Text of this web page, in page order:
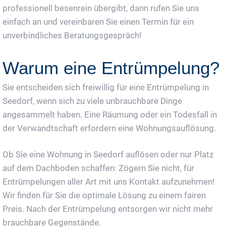
professionell besenrein übergibt, dann rufen Sie uns
einfach an und vereinbaren Sie einen Termin für ein
unverbindliches Beratungsgespräch!
Warum eine Entrümpelung?
Sie entscheiden sich freiwillig für eine Entrümpelung in
Seedorf, wenn sich zu viele unbrauchbare Dinge
angesammelt haben. Eine Räumung oder ein Todesfall in
der Verwandtschaft erfordern eine Wohnungsauflösung.
Ob Sie eine Wohnung in Seedorf auflösen oder nur Platz
auf dem Dachboden schaffen: Zögern Sie nicht, für
Entrümpelungen aller Art mit uns Kontakt aufzunehmen!
Wir finden für Sie die optimale Lösung zu einem fairen
Preis. Nach der Entrümpelung entsorgen wir nicht mehr
brauchbare Gegenstände.